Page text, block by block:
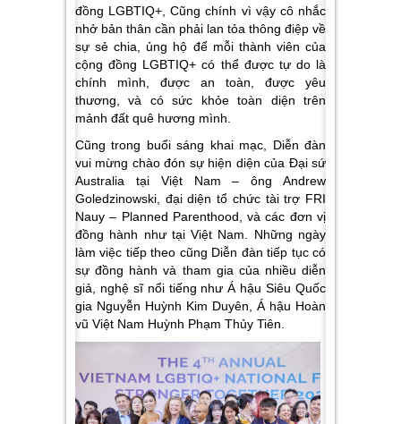
đồng LGBTIQ+, Cũng chính vì vậy cô nhắc
nhở bản thân cần phải lan tỏa thông điệp về
sự sẻ chia, ủng hộ để mỗi thành viên của
cộng đồng LGBTIQ+ có thể được tự do là
chính mình, được an toàn, được yêu
thương, và có sức khỏe toàn diện trên
mảnh đất quê hương mình.
Cũng trong buổi sáng khai mạc, Diễn đàn
vui mừng chào đón sự hiện diện của Đại sứ
Australia tại Việt Nam – ông Andrew
Goledzinowski, đại diện tổ chức tài trợ FRI
Nauy – Planned Parenthood, và các đơn vị
đồng hành như tại Việt Nam. Những ngày
làm việc tiếp theo cũng Diễn đàn tiếp tục có
sự đồng hành và tham gia của nhiều diễn
giả, nghệ sĩ nổi tiếng như Á hậu Siêu Quốc
gia Nguyễn Huỳnh Kim Duyên, Á hậu Hoàn
vũ Việt Nam Huỳnh Phạm Thủy Tiên.